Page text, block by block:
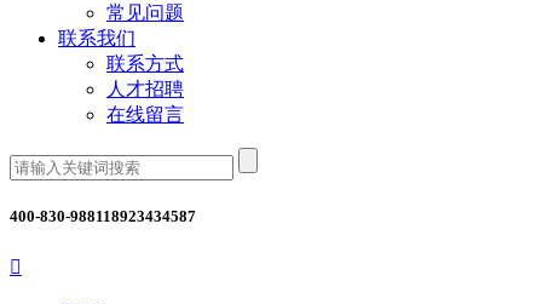
常见问题
联系我们
联系方式
人才招聘
在线留言
400-830-988118923434587
